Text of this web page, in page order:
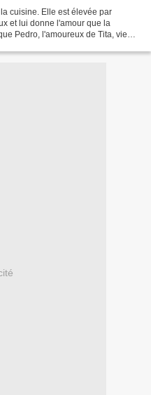
cuisine. Elle est élevée par
et lui donne l'amour que la
Pedro, l'amoureux de Tita, vient